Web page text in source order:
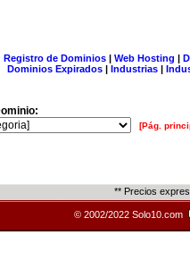
Registro de Dominios| Web Hosting |
Dominios Expirados | Industrias |
[Pág.
** Precios
© 2002/2022 Solo10.com